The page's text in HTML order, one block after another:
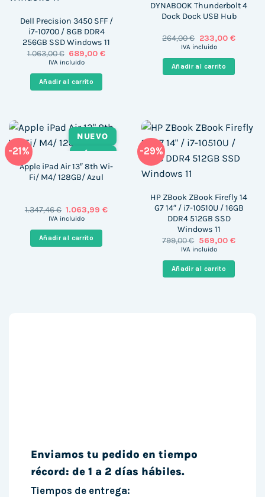
Dell Precision 3450 SFF /
i7-10700 / 8GB DDR4
256GB SSD Windows 11
1.063,00€ El
precio
era:
1.063,00 €.
689,00€El
IVA incluido
Añadir al carrito
DYNABOOK Thunderbolt 4
Dock Dock USB Hub
264,00€ El
precio
era:
264,00 €.
233,00 €El
es:
233,00
IVA incluido
Añadir al carrito
-21%
NUEVO
Apple iPad Air 13″ 8th Wi-
Fi/ M4/ 128GB/ Azul
1.347,46€ El
precio
era:
1.347,46 €.
1.063,99€El
IVA incluido
Añadir al carrito
-29%
HP ZBook ZBook Firefly 14
G7 14″ / i7-10510U / 16GB
DDR4 512GB SSD
Windows 11
799,00€ El
precio
era:
799,00 €.
569,00 €El
es:
IVA incluido
Añadir al carrito
Enviamos tu pedido en tiempo
récord: de 1 a 2 días hábiles.
Tiempos de entrega: